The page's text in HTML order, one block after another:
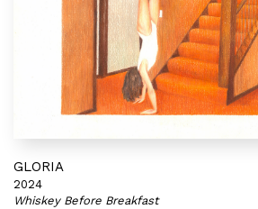
GLORIA
2024
Whiskey Before Breakfast